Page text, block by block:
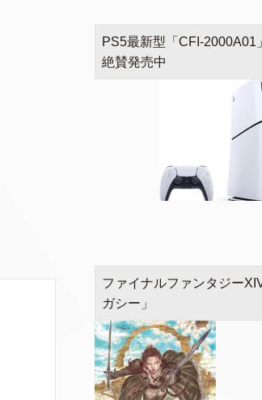
PS5最新型「CFI-2000A01
絶賛発売中
ファイナルファンタジー
ガシー」